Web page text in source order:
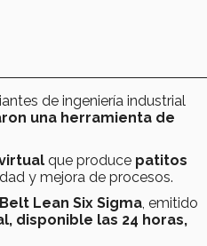
de ingeniería industrial
una herramienta de
que produce patitos
y mejora de procesos.
Lean Six Sigma , emitido
disponible las 24 horas,